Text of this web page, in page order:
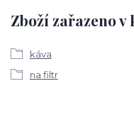
Zboží zařazeno
káva
na filtr